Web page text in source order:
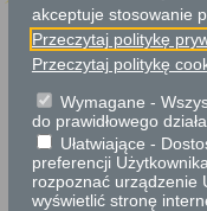
Projekt współfinansowany
Funduszu Rozwoju
akceptuje stosowanie
Przeczytaj politykę
Przeczytaj politykę
Wymagane -
do prawidłowego
Ułatwiające -
preferencji
rozpoznać urządzenie
wyświetlić stronę